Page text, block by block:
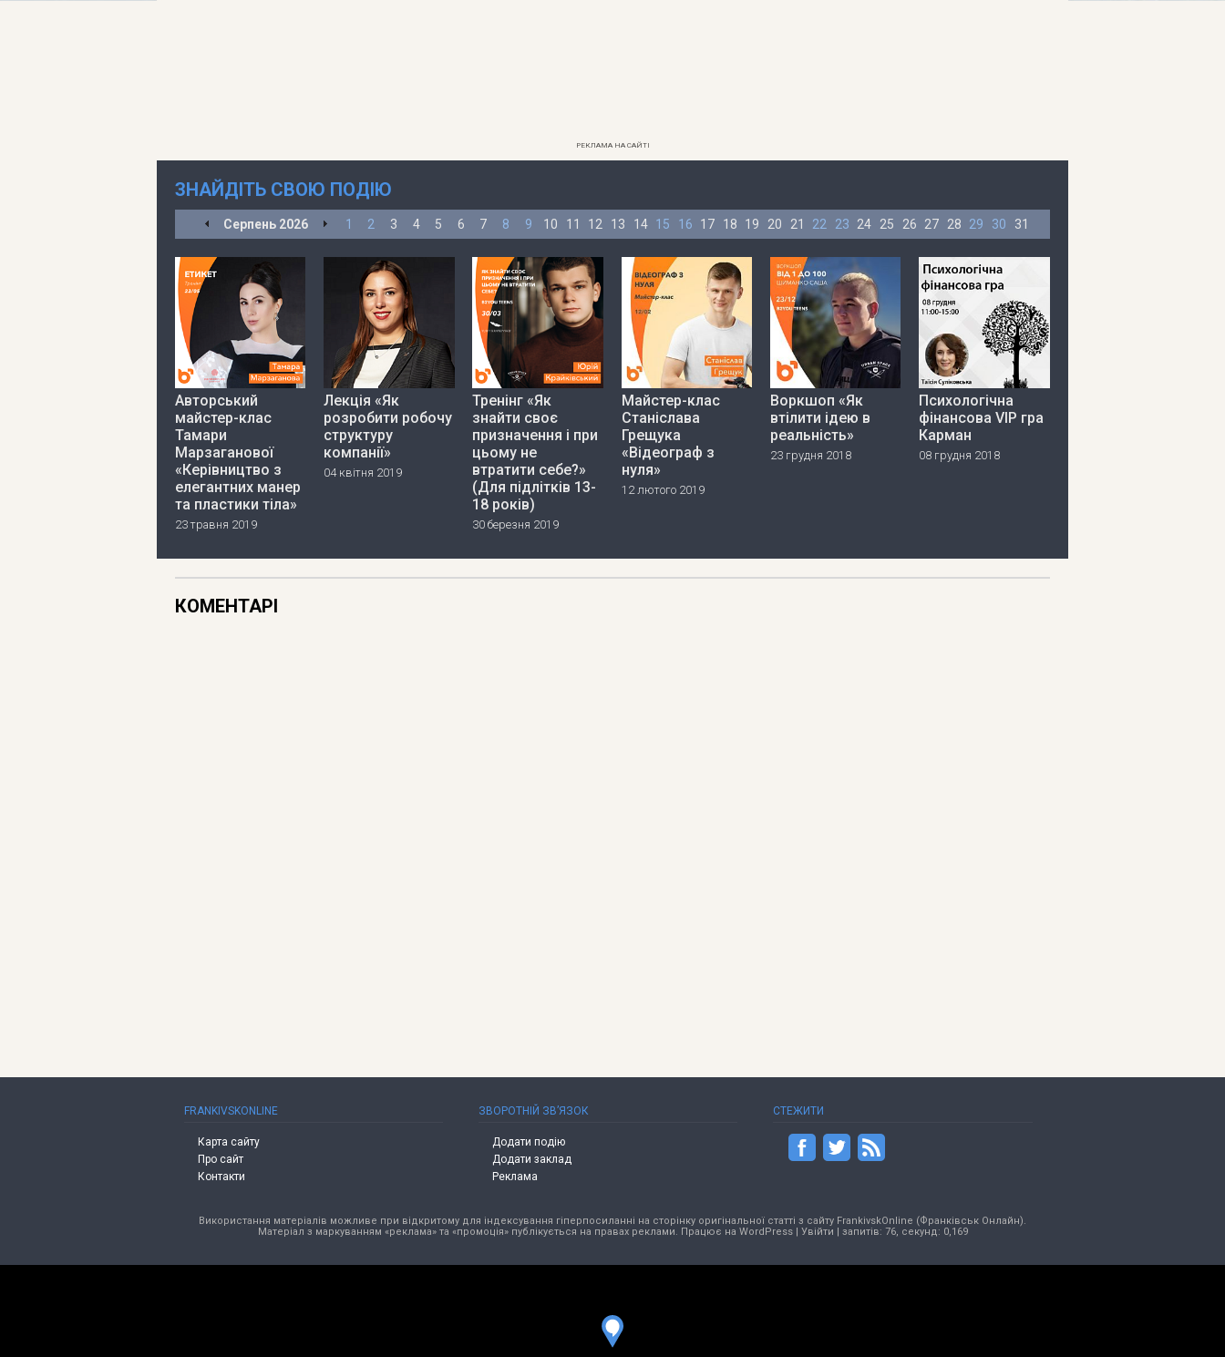
РЕКЛАМА НА САЙТІ
ЗНАЙДІТЬ СВОЮ ПОДІЮ
Серпень 2026 1 2 3 4 5 6 7 8 9 10 11 12 13 14 15 16 17 18 19 20 21 22 23 24 25 26 27 28 29 30 31
Авторський
майстер-клас
Тамари
Марзаганової
«Керівництво з
елегантних манер
та пластики тіла»
23 травня 2019
Лекція «Як
розробити робочу
структуру
компанії»
04 квітня 2019
Тренінг «Як
знайти своє
призначення і при
цьому не
втратити себе?»
(Для підлітків 13-
18 років)
30 березня 2019
Майстер-клас
Станіслава
Грещука
«Відеограф з
нуля»
12 лютого 2019
Воркшоп «Як
втілити ідею в
реальність»
23 грудня 2018
Психологічна
фінансова VIP гра
Карман
08 грудня 2018
КОМЕНТАРІ
FRANKIVSKONLINE
Карта сайту
Про сайт
Контакти
ЗВОРОТНІЙ ЗВ’ЯЗОК
Додати подію
Додати заклад
Реклама
СТЕЖИТИ
Використання матеріалів можливе при відкритому для індексування гіперпосиланні на сторінку оригінальної статті з сайту FrankivskOnline (Франківськ Онлайн).
Матеріал з маркуванням «реклама» та «промоція» публікується на правах реклами. Працює на WordPress| Увійти | запитів: 76, секунд: 0,169